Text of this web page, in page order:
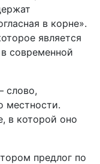
в корне».
является
современной
слово,
местности.
в которой оно
предлог по